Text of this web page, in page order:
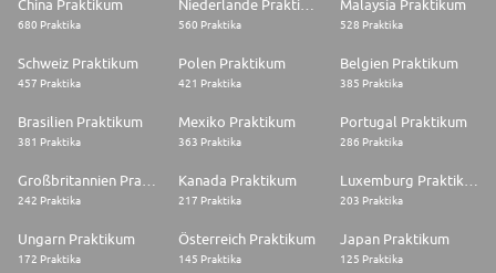
China Praktikum
680 Praktika 560 Praktika
Malaysia Praktikum
528 Praktika
Schweiz Praktikum
457 Praktika
Polen Praktikum
421 Praktika
Belgien Praktikum
385 Praktika
Brasilien Praktikum
381 Praktika
Mexiko Praktikum
363 Praktika
Portugal Praktikum
286 Praktika
242 Praktika
Kanada Praktikum
217 Praktika 203 Praktika
Ungarn Praktikum
172 Praktika
Österreich Praktikum
145 Praktika
Japan Praktikum
125 Praktika